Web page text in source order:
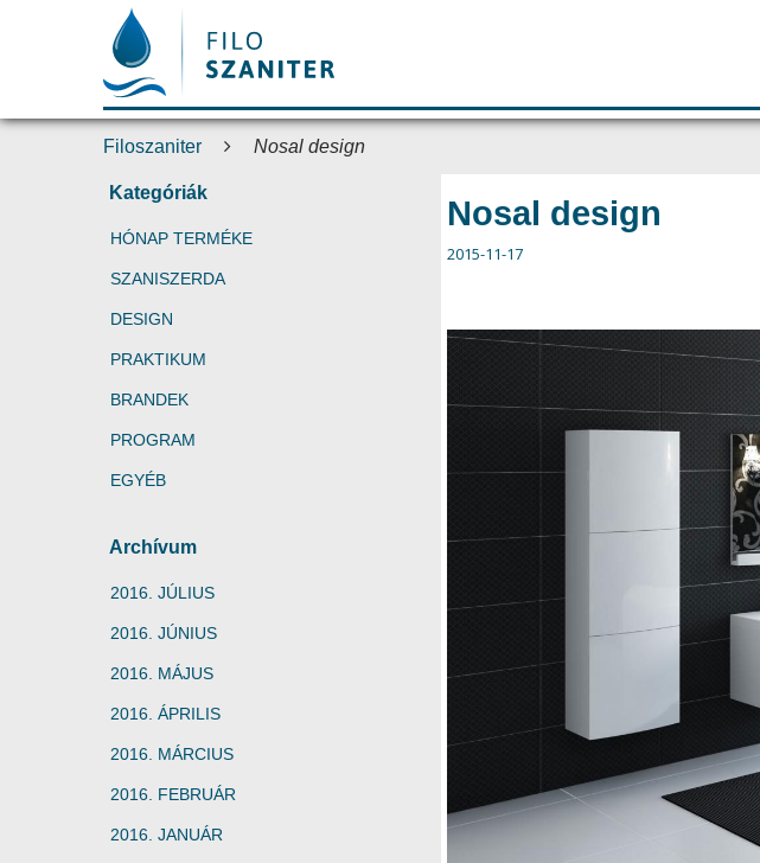
Filoszaniter Nosal design
Kategóriák
HÓNAP TERMÉKE
SZANISZERDA
DESIGN
PRAKTIKUM
BRANDEK
PROGRAM
EGYÉB
Archívum
2016. JÚLIUS
2016. JÚNIUS
2016. MÁJUS
2016. ÁPRILIS
2016. MÁRCIUS
2016. FEBRUÁR
2016. JANUÁR
Nosal design
2015-11-17